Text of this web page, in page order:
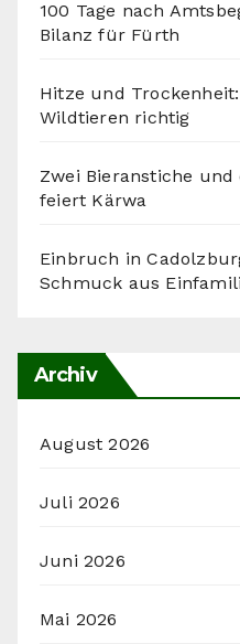
100 Tage nach
Bilanz für Fürth
Hitze und
Wildtieren richtig
Zwei Bieranstiche
feiert Kärwa
Einbruch in
Schmuck aus
Archiv
August 2026
Juli 2026
Juni 2026
Mai 2026